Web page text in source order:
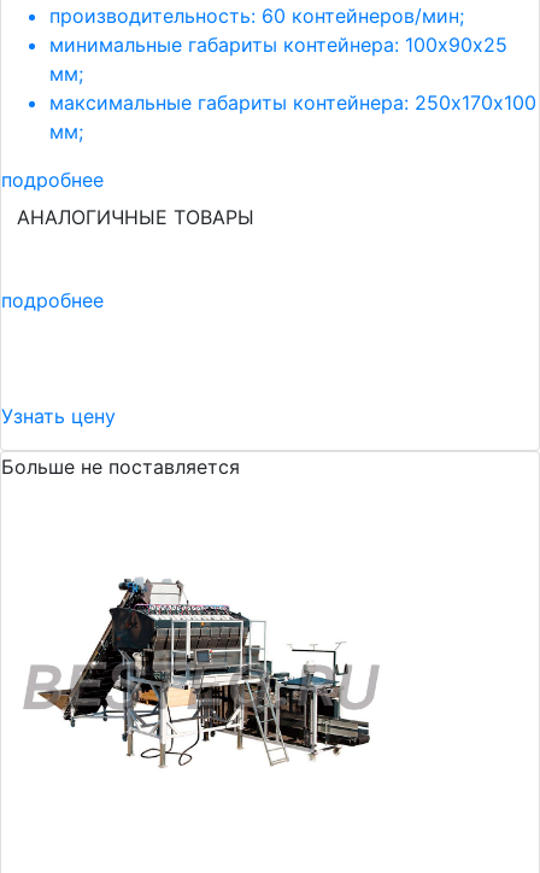
производительность: 60 контейнеров/мин;
минимальные габариты контейнера: 100х90х25
мм;
максимальные габариты контейнера: 250х170х100
мм;
подробнее
АНАЛОГИЧНЫЕ ТОВАРЫ
подробнее
Узнать цену
Больше не поставляется